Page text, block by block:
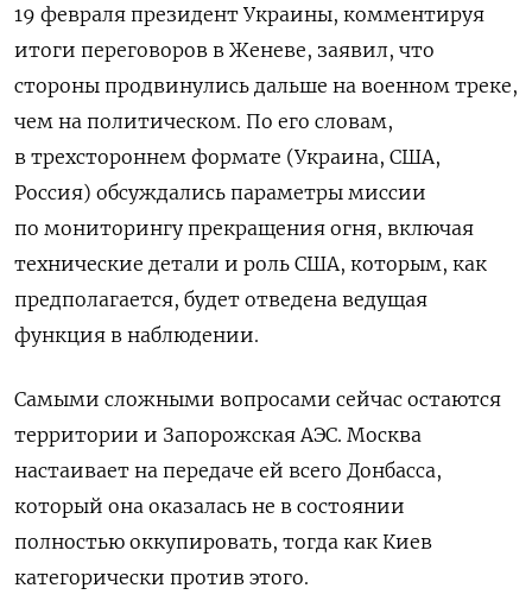
19 февраля президент Украины, комментируя
итоги переговоров в Женеве, заявил, что
стороны продвинулись дальше на военном треке,
чем на политическом. По его словам,
в трехстороннем формате (Украина, США,
Россия) обсуждались параметры миссии
по мониторингу прекращения огня, включая
технические детали и роль США, которым, как
предполагается, будет отведена ведущая
функция в наблюдении.
Самыми сложными вопросами сейчас остаются
территории и Запорожская АЭС. Москва
настаивает на передаче ей всего Донбасса,
который она оказалась не в состоянии
полностью оккупировать, тогда как Киев
категорически против этого.